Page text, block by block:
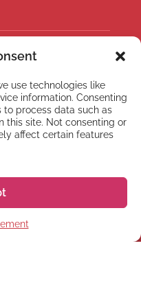
use technologies like
information. Consenting
process data such as
this site. Not consenting or
affect certain features
till vårt